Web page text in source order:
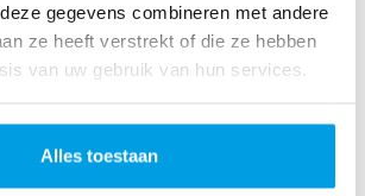
gegevens combineren met andere
ze heeft verstrekt of die ze hebben
van uw gebruik van hun services.
Alles toestaan
Makumba
tof dat jullie je inzetten
Kanjers! Mvg,